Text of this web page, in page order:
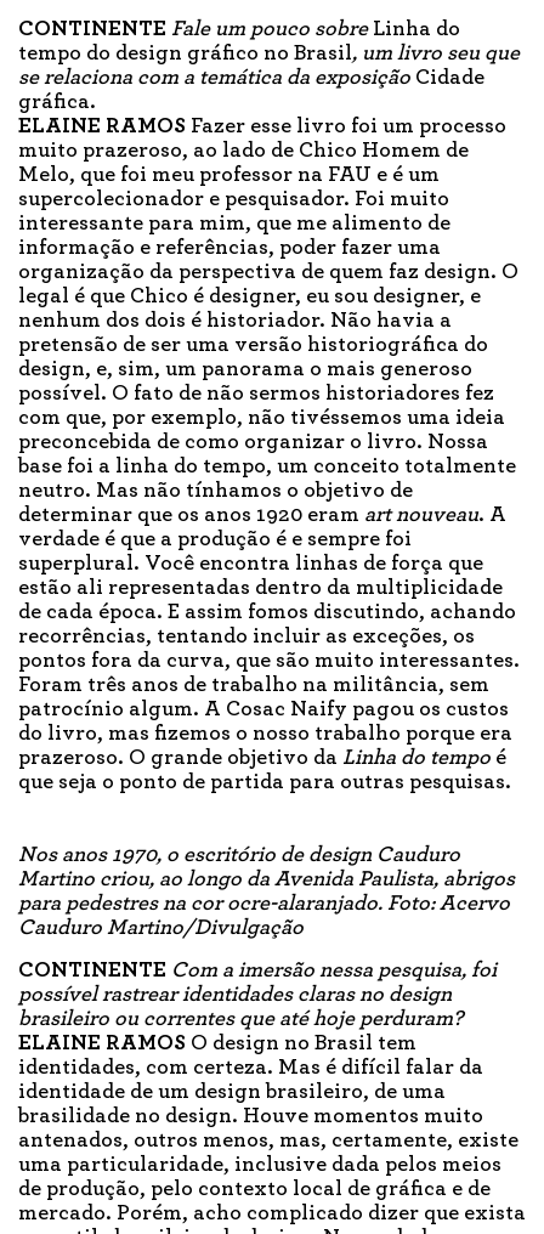
CONTINENTE Fale um pouco sobre Linha do
tempo do design gráfico no Brasil, um livro seu que
se relaciona com a temática da exposição Cidade
gráfica.
ELAINE RAMOS Fazer esse livro foi um processo
muito prazeroso, ao lado de Chico Homem de
Melo, que foi meu professor na FAU e é um
supercolecionador e pesquisador. Foi muito
interessante para mim, que me alimento de
informação e referências, poder fazer uma
organização da perspectiva de quem faz design. O
legal é que Chico é designer, eu sou designer, e
nenhum dos dois é historiador. Não havia a
pretensão de ser uma versão historiográfica do
design, e, sim, um panorama o mais generoso
possível. O fato de não sermos historiadores fez
com que, por exemplo, não tivéssemos uma ideia
preconcebida de como organizar o livro. Nossa
base foi a linha do tempo, um conceito totalmente
neutro. Mas não tínhamos o objetivo de
determinar que os anos 1920 eram art nouveau. A
verdade é que a produção é e sempre foi
superplural. Você encontra linhas de força que
estão ali representadas dentro da multiplicidade
de cada época. E assim fomos discutindo, achando
recorrências, tentando incluir as exceções, os
pontos fora da curva, que são muito interessantes.
Foram três anos de trabalho na militância, sem
patrocínio algum. A Cosac Naify pagou os custos
do livro, mas fizemos o nosso trabalho porque era
prazeroso. O grande objetivo da Linha do tempo é
que seja o ponto de partida para outras pesquisas.
Nos anos 1970, o escritório de design Cauduro
Martino criou, ao longo da Avenida Paulista, abrigos
para pedestres na cor ocre-alaranjado. Foto: Acervo
Cauduro Martino/Divulgação
CONTINENTE Com a imersão nessa pesquisa, foi
possível rastrear identidades claras no design
brasileiro ou correntes que até hoje perduram?
ELAINE RAMOS O design no Brasil tem
identidades, com certeza. Mas é difícil falar da
identidade de um design brasileiro, de uma
brasilidade no design. Houve momentos muito
antenados, outros menos, mas, certamente, existe
uma particularidade, inclusive dada pelos meios
de produção, pelo contexto local de gráfica e de
mercado. Porém, acho complicado dizer que exista